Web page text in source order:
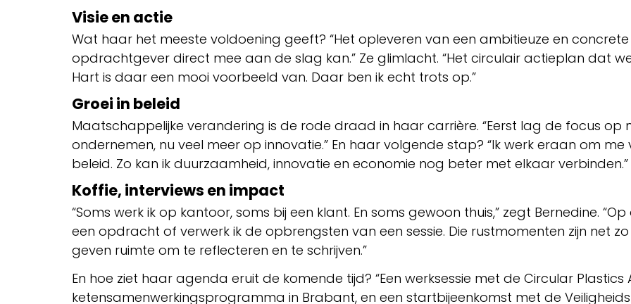
Visie en actie
Wat haar het meeste voldoening geeft? “Het opleveren van een ambitieuze en
opdrachtgever direct mee aan de slag kan.” Ze glimlacht. “Het circulair actieplan dat
Hart is daar een mooi voorbeeld van. Daar ben ik echt trots op.”
Groei in beleid
Maatschappelijke verandering is de rode draad in haar carrière. “Eerst lag de focus
ondernemen, nu veel meer op innovatie.” En haar volgende stap? “Ik werk eraan om
beleid. Zo kan ik duurzaamheid, innovatie en economie nog beter met elkaar verbinden.”
Koffie, interviews en impact
“Soms werk ik op kantoor, soms bij een klant. En soms gewoon thuis,” zegt Bernedine.
een opdracht of verwerk ik de opbrengsten van een sessie. Die rustmomenten zijn net
geven ruimte om te reflecteren en te schrijven.”
En hoe ziet haar agenda eruit de komende tijd? “Een werksessie met de Circular
ketensamenwerkingsprogramma in Brabant, en een startbijeenkomst met de